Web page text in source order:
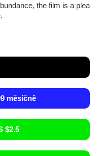
the film is a plea
měsíčně
$2.5